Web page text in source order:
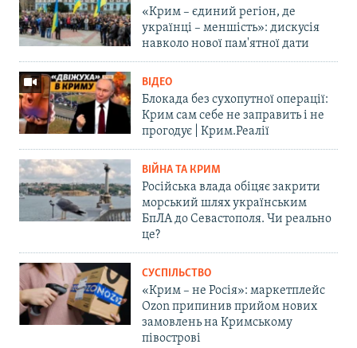
«Крим – єдиний регіон, де
українці – меншість»: дискусія
навколо нової пам'ятної дати
ВІДЕО
Блокада без сухопутної операції:
Крим сам себе не заправить і не
прогодує | Крим.Реалії
ВІЙНА ТА КРИМ
Російська влада обіцяє закрити
морський шлях українським
БпЛА до Севастополя. Чи реально
це?
СУСПІЛЬСТВО
«Крим – не Росія»: маркетплейс
Ozon припинив прийом нових
замовлень на Кримському
півострові